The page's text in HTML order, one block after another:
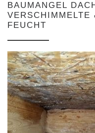
BAUMANGEL
VERSCHIMMELTE
FEUCHT